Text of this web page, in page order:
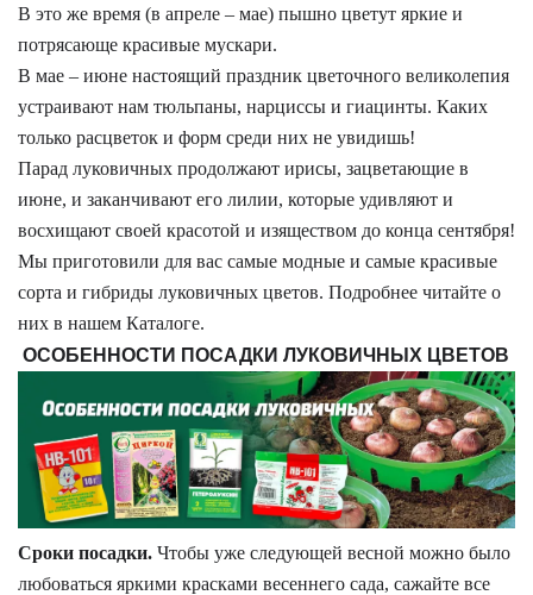
В это же время (в апреле – мае) пышно цветут яркие и
потрясающе красивые мускари.
В мае – июне настоящий праздник цветочного великолепия
устраивают нам тюльпаны, нарциссы и гиацинты. Каких
только расцветок и форм среди них не увидишь!
Парад луковичных продолжают ирисы, зацветающие в
июне, и заканчивают его лилии, которые удивляют и
восхищают своей красотой и изяществом до конца сентября!
Мы приготовили для вас самые модные и самые красивые
сорта и гибриды луковичных цветов. Подробнее читайте о
них в нашем Каталоге.
ОСОБЕННОСТИ ПОСАДКИ ЛУКОВИЧНЫХ ЦВЕТОВ
Сроки посадки. Чтобы уже следующей весной можно было
любоваться яркими красками весеннего сада, сажайте все